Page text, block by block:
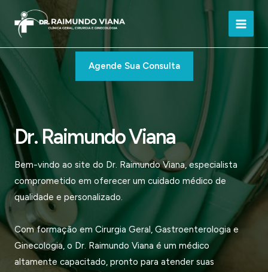
para
conteúdo
Main
Agende Sua Consulta
Dr. Raimundo Viana
Bem-vindo ao site do Dr. Raimundo Viana, especialista
comprometido em oferecer um cuidado médico de
qualidade e personalizado.
Com formação em Cirurgia Geral, Gastroenterologia e
Ginecologia, o Dr. Raimundo Viana é um médico
altamente capacitado, pronto para atender suas